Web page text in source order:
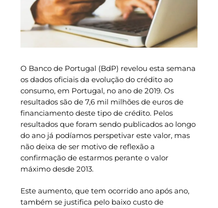
O Banco de Portugal (BdP) revelou esta semana
os dados oficiais da evolução do crédito ao
consumo, em Portugal, no ano de 2019. Os
resultados são de 7,6 mil milhões de euros de
financiamento deste tipo de crédito. Pelos
resultados que foram sendo publicados ao longo
do ano já podíamos perspetivar este valor, mas
não deixa de ser motivo de reflexão a
confirmação de estarmos perante o valor
máximo desde 2013.
Este aumento, que tem ocorrido ano após ano,
também se justifica pelo baixo custo de